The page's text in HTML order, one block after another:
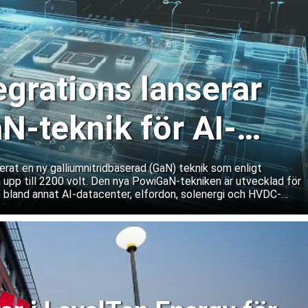
lanserar
teknik för AI-
och kraftsystem
en ny galliumnitridbaserad (GaN) teknik som enligt
upp till 2200 volt. Den nya PowiGaN-tekniken är utvecklad för
bland annat AI-datacenter, elfordon, solenergi och HVDC-